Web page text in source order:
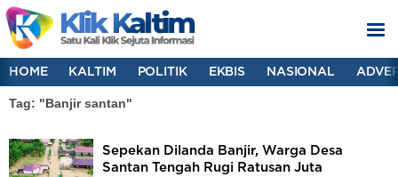
HOME KALTIM POLITIK EKBIS NASIONAL
Tag: "Banjir santan"
Sepekan Dilanda Banjir, Warga Desa
Santan Tengah Rugi Ratusan Juta